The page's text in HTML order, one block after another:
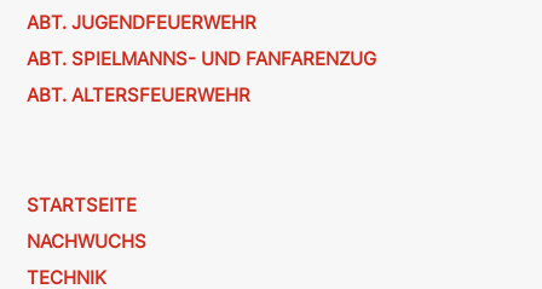
ABT. JUGENDFEUERWEHR
ABT. SPIELMANNS- UND FANFARENZUG
ABT. ALTERSFEUERWEHR
STARTSEITE
NACHWUCHS
TECHNIK